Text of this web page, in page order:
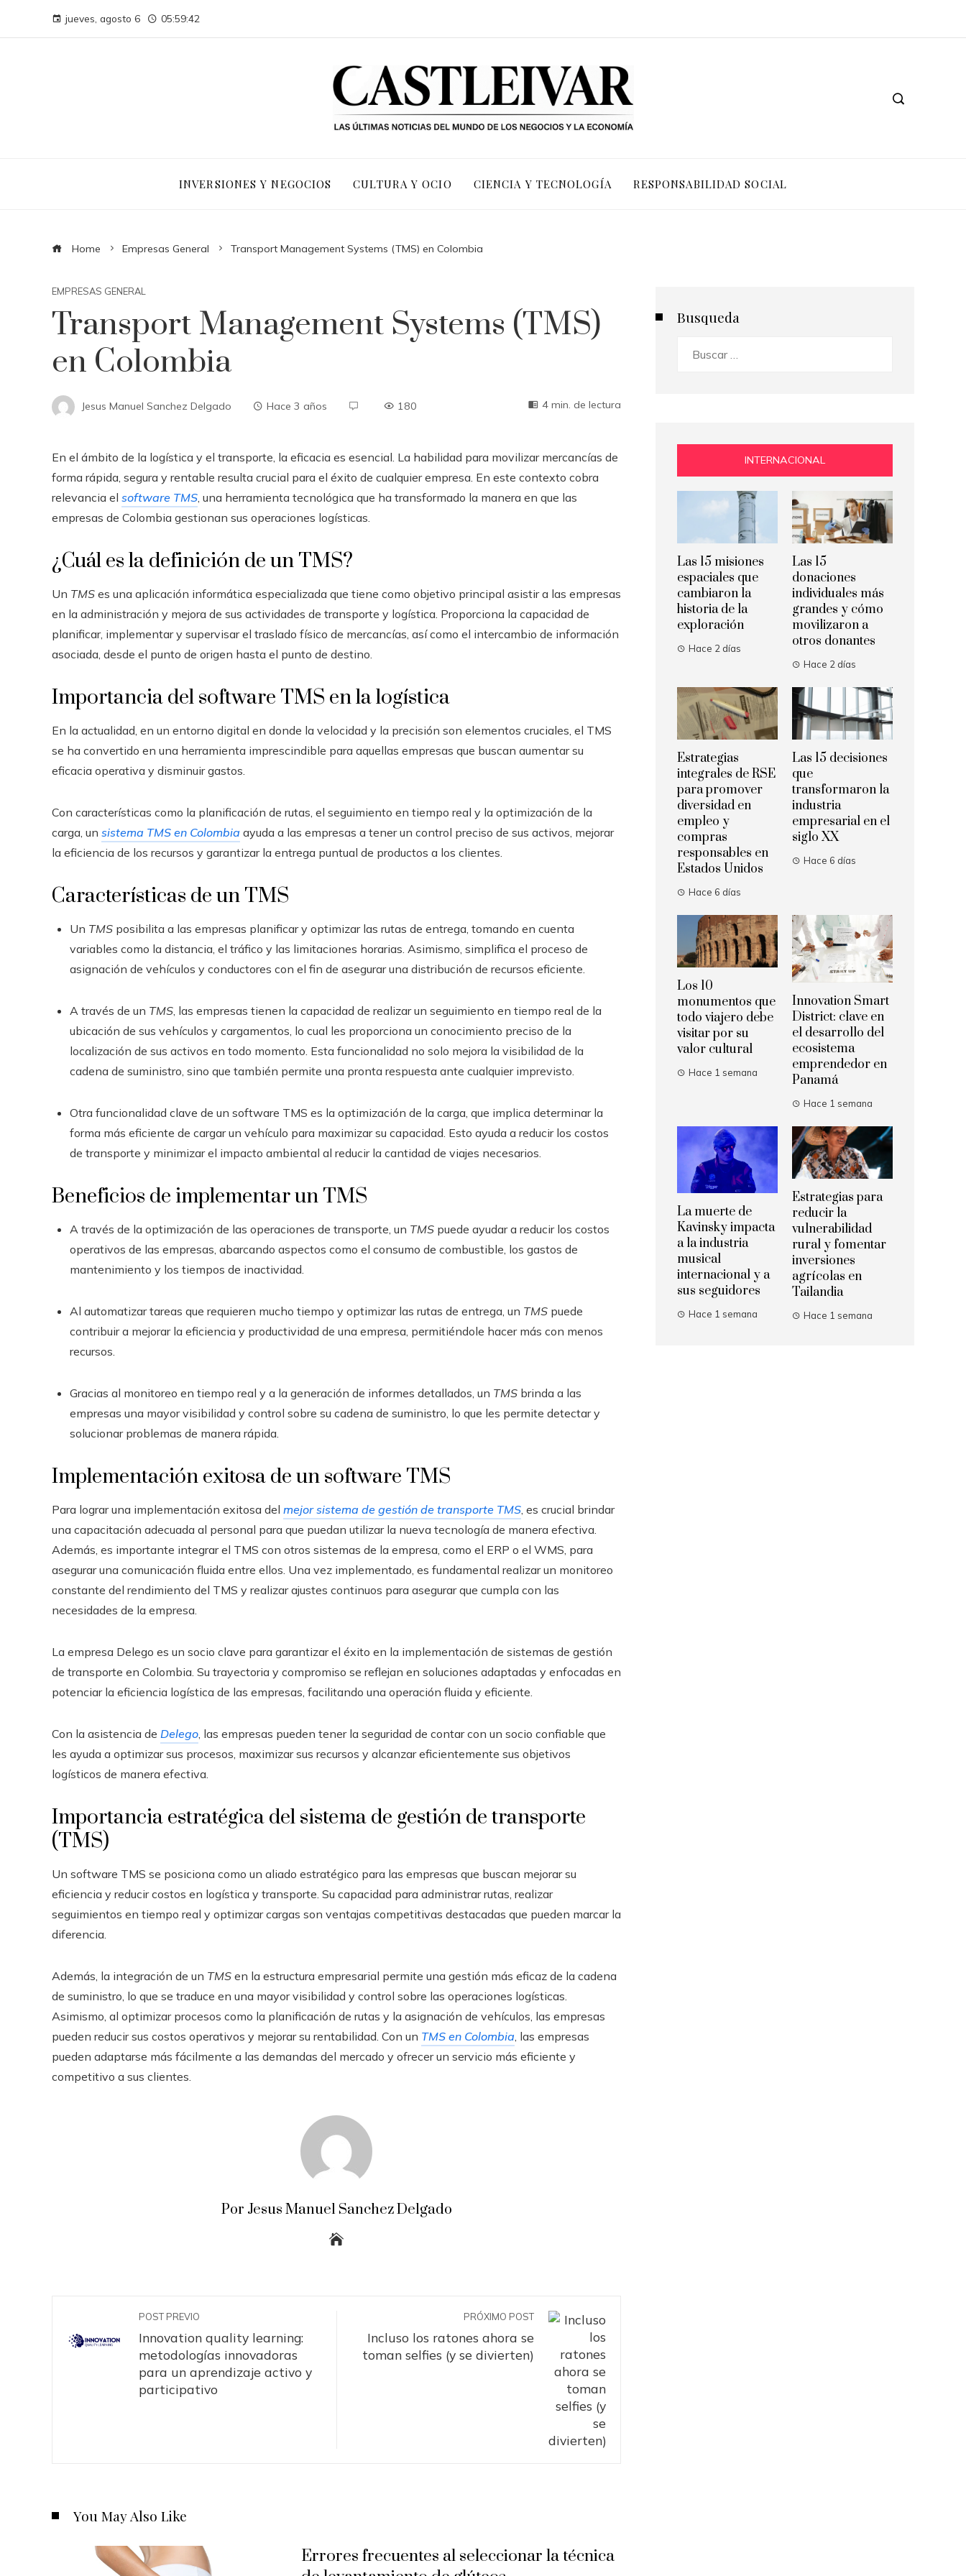
jueves, agosto 6 05:59:43
INVERSIONES Y NEGOCIOS CULTURA Y OCIO CIENCIA Y TECNOLOGÍA RESPONSABILIDAD SOCIAL
Home Empresas General Transport Management Systems (TMS) en Colombia
EMPRESAS GENERAL
Transport Management Systems (TMS)
en Colombia
Jesus Manuel Sanchez Delgado Hace 3 años 180 4 min. de lectura
En el ámbito de la logística y el transporte, la eficacia es esencial. La habilidad para movilizar mercancías de
forma rápida, segura y rentable resulta crucial para el éxito de cualquier empresa. En este contexto cobra
relevancia el software TMS, una herramienta tecnológica que ha transformado la manera en que las
empresas de Colombia gestionan sus operaciones logísticas.
¿Cuál es la definición de un TMS?
Un TMS es una aplicación informática especializada que tiene como objetivo principal asistir a las empresas
en la administración y mejora de sus actividades de transporte y logística. Proporciona la capacidad de
planificar, implementar y supervisar el traslado físico de mercancías, así como el intercambio de información
asociada, desde el punto de origen hasta el punto de destino.
Importancia del software TMS en la logística
En la actualidad, en un entorno digital en donde la velocidad y la precisión son elementos cruciales, el TMS
se ha convertido en una herramienta imprescindible para aquellas empresas que buscan aumentar su
eficacia operativa y disminuir gastos.
Con características como la planificación de rutas, el seguimiento en tiempo real y la optimización de la
carga, un sistema TMS en Colombia ayuda a las empresas a tener un control preciso de sus activos, mejorar
la eficiencia de los recursos y garantizar la entrega puntual de productos a los clientes.
Características de un TMS
Un TMS posibilita a las empresas planificar y optimizar las rutas de entrega, tomando en cuenta
variables como la distancia, el tráfico y las limitaciones horarias. Asimismo, simplifica el proceso de
asignación de vehículos y conductores con el fin de asegurar una distribución de recursos eficiente.
A través de un TMS, las empresas tienen la capacidad de realizar un seguimiento en tiempo real de la
ubicación de sus vehículos y cargamentos, lo cual les proporciona un conocimiento preciso de la
localización de sus activos en todo momento. Esta funcionalidad no solo mejora la visibilidad de la
cadena de suministro, sino que también permite una pronta respuesta ante cualquier imprevisto.
Otra funcionalidad clave de un software TMS es la optimización de la carga, que implica determinar la
forma más eficiente de cargar un vehículo para maximizar su capacidad. Esto ayuda a reducir los costos
de transporte y minimizar el impacto ambiental al reducir la cantidad de viajes necesarios.
Beneficios de implementar un TMS
A través de la optimización de las operaciones de transporte, un TMS puede ayudar a reducir los costos
operativos de las empresas, abarcando aspectos como el consumo de combustible, los gastos de
mantenimiento y los tiempos de inactividad.
Al automatizar tareas que requieren mucho tiempo y optimizar las rutas de entrega, un TMS puede
contribuir a mejorar la eficiencia y productividad de una empresa, permitiéndole hacer más con menos
recursos.
Gracias al monitoreo en tiempo real y a la generación de informes detallados, un TMS brinda a las
empresas una mayor visibilidad y control sobre su cadena de suministro, lo que les permite detectar y
solucionar problemas de manera rápida.
Implementación exitosa de un software TMS
Para lograr una implementación exitosa del mejor sistema de gestión de transporte TMS, es crucial brindar
una capacitación adecuada al personal para que puedan utilizar la nueva tecnología de manera efectiva.
Además, es importante integrar el TMS con otros sistemas de la empresa, como el ERP o el WMS, para
asegurar una comunicación fluida entre ellos. Una vez implementado, es fundamental realizar un monitoreo
constante del rendimiento del TMS y realizar ajustes continuos para asegurar que cumpla con las
necesidades de la empresa.
La empresa Delego es un socio clave para garantizar el éxito en la implementación de sistemas de gestión
de transporte en Colombia. Su trayectoria y compromiso se reflejan en soluciones adaptadas y enfocadas en
potenciar la eficiencia logística de las empresas, facilitando una operación fluida y eficiente.
Con la asistencia de Delego, las empresas pueden tener la seguridad de contar con un socio confiable que
les ayuda a optimizar sus procesos, maximizar sus recursos y alcanzar eficientemente sus objetivos
logísticos de manera efectiva.
Importancia estratégica del sistema de gestión de transporte
(TMS)
Un software TMS se posiciona como un aliado estratégico para las empresas que buscan mejorar su
eficiencia y reducir costos en logística y transporte. Su capacidad para administrar rutas, realizar
seguimientos en tiempo real y optimizar cargas son ventajas competitivas destacadas que pueden marcar la
diferencia.
Además, la integración de un TMS en la estructura empresarial permite una gestión más eficaz de la cadena
de suministro, lo que se traduce en una mayor visibilidad y control sobre las operaciones logísticas.
Asimismo, al optimizar procesos como la planificación de rutas y la asignación de vehículos, las empresas
pueden reducir sus costos operativos y mejorar su rentabilidad. Con un TMS en Colombia, las empresas
pueden adaptarse más fácilmente a las demandas del mercado y ofrecer un servicio más eficiente y
competitivo a sus clientes.
Por Jesus Manuel Sanchez Delgado
POST PREVIO
Innovation quality learning:
metodologías innovadoras
para un aprendizaje activo y
participativo
PRÓXIMO POST
Incluso los ratones ahora se
toman selfies (y se divierten)
You May Also Like
Errores frecuentes al seleccionar la técnica
Busqueda
INTERNACIONAL
Las 15 misiones
espaciales que
cambiaron la
historia de la
exploración
Hace 2 días
Las 15
donaciones
individuales más
grandes y cómo
movilizaron a
otros donantes
Hace 2 días
Estrategias
integrales de RSE
para promover
diversidad en
empleo y
compras
responsables en
Estados Unidos
Hace 6 días
Las 15 decisiones
que
transformaron la
industria
empresarial en el
siglo XX
Hace 6 días
Los 10
monumentos que
todo viajero debe
visitar por su
valor cultural
Hace 1 semana
Innovation Smart
District: clave en
el desarrollo del
ecosistema
emprendedor en
Panamá
Hace 1 semana
La muerte de
Kavinsky impacta
a la industria
musical
internacional y a
sus seguidores
Hace 1 semana
Estrategias para
reducir la
vulnerabilidad
rural y fomentar
inversiones
agrícolas en
Tailandia
Hace 1 semana